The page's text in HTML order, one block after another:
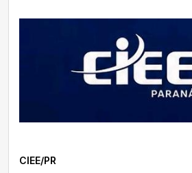
CIEE/PR